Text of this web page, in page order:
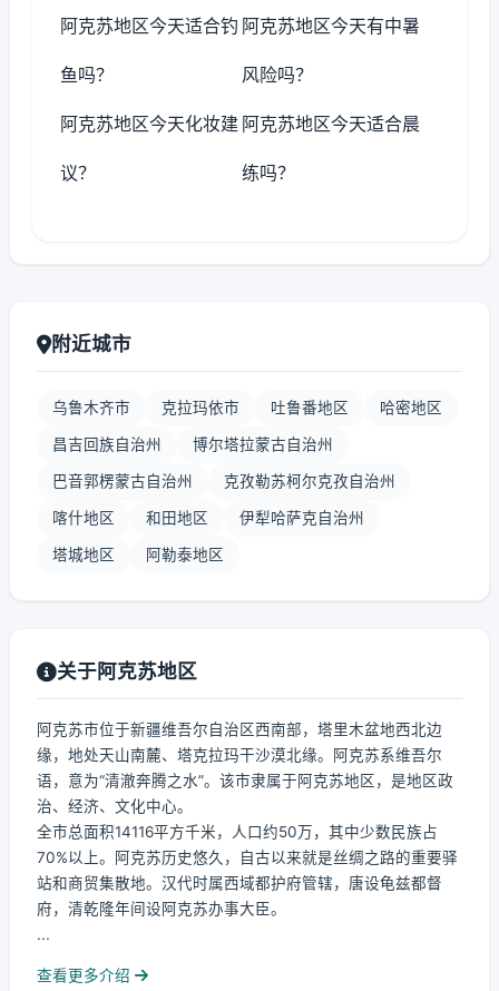
阿克苏地区今天适合钓
鱼吗？
阿克苏地区今天有中暑
风险吗？
阿克苏地区今天化妆建
议？
阿克苏地区今天适合晨
练吗？
附近城市
乌鲁木齐市 克拉玛依市 吐鲁番地区 哈密地区
昌吉回族自治州 博尔塔拉蒙古自治州
巴音郭楞蒙古自治州 克孜勒苏柯尔克孜自治州
喀什地区 和田地区 伊犁哈萨克自治州
塔城地区 阿勒泰地区
关于阿克苏地区
阿克苏市位于新疆维吾尔自治区西南部，塔里木盆地西北边
缘，地处天山南麓、塔克拉玛干沙漠北缘。阿克苏系维吾尔
语，意为“清澈奔腾之水”。该市隶属于阿克苏地区，是地区政
治、经济、文化中心。
全市总面积14116平方千米，人口约50万，其中少数民族占
70%以上。阿克苏历史悠久，自古以来就是丝绸之路的重要驿
站和商贸集散地。汉代时属西域都护府管辖，唐设龟兹都督
府，清乾隆年间设阿克苏办事大臣。
...
查看更多介绍